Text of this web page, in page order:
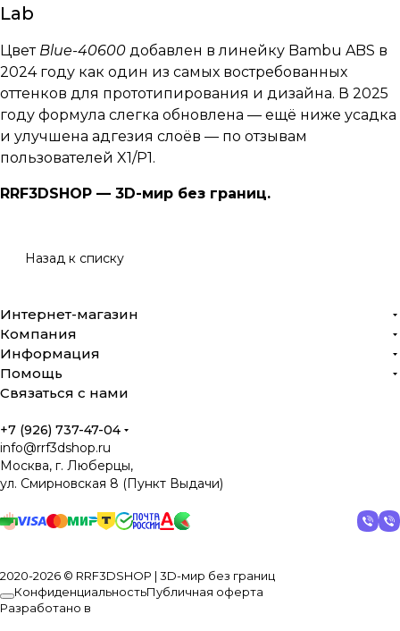
Lab
Цвет Blue-40600 добавлен в линейку Bambu ABS в
2024 году как один из самых востребованных
оттенков для прототипирования и дизайна. В 2025
году формула слегка обновлена — ещё ниже усадка
и улучшена адгезия слоёв — по отзывам
пользователей X1/P1.
RRF3DSHOP — 3D-мир без границ.
Назад к списку
Интернет-магазин
Компания
Информация
Помощь
Связаться с нами
+7 (926) 737-47-04
info@rrf3dshop.ru
Москва, г. Люберцы,
ул. Смирновская 8 (Пункт Выдачи)
2020-2026 © RRF3DSHOP | 3D-мир без границ
КонфиденциальностьПубличная оферта
Разработано в